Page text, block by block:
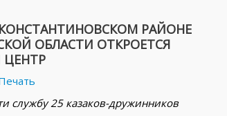
РАЙОНЕ
ОБЛАСТИ ОТКРОЕТСЯ
службу 25 казаков-дружинников